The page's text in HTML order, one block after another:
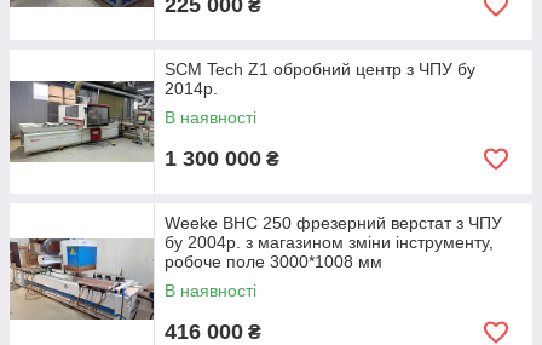
Bohrsysteme (BHP, BP, BHC), Homag (Venture, BAZ, BOF),
Balestrini, Bulleri, Masterwood Project, Morbidelli (Author,
Planet), Ima Bima, Busellato, Pade, Reihenbacher, SCM
(Record, Tech, Accord), Uniteam) або українського
походження (Артель Армастер, Інстанкосервіс) ATS,
поліфасад).
225 000 ₴
SCM Tech Z1 обробний центр з ЧПУ бу
2014р.
В наявності
1 300 000 ₴
Weeke BHC 250 фрезерний верстат з ЧПУ
бу 2004р. з магазином зміни інструменту,
робоче поле 3000*1008 мм
В наявності
416 000 ₴